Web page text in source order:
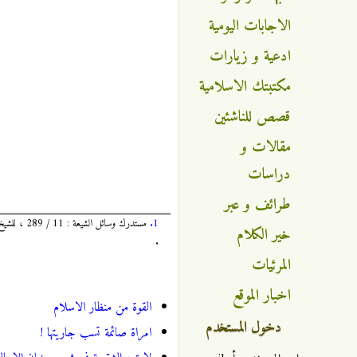
1.
.
القوة من منظار الاسلام
امراة صائمة تسب جاريتها !
الاجابات اليومية
ادعية و زيارات
مكتبتك الاسلامية
قصص للناشئين
مقالات و
دراسات
طرائف و عبر
خير الكلام
المرئيات
اخبار الموقع
دخول المستخدم